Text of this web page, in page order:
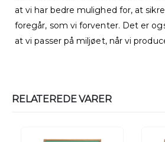
at vi har bedre mulighed for, at
foregår, som vi forventer. Det er
at vi passer på miljøet, når vi
RELATEREDE VARER